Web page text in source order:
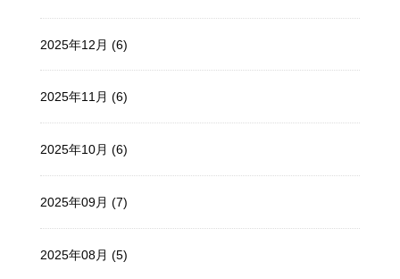
2025年12月 (6)
2025年11月 (6)
2025年10月 (6)
2025年09月 (7)
2025年08月 (5)